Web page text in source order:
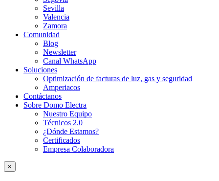
Sevilla
Valencia
Zamora
Comunidad
Blog
Newsletter
Canal WhatsApp
Soluciones
Optimización de facturas de luz, gas y seguridad
Amperiacos
Contáctanos
Sobre Domo Electra
Nuestro Equipo
Técnicos 2.0
¿Dónde Estamos?
Certificados
Empresa Colaboradora
×